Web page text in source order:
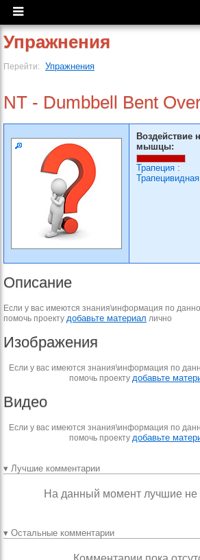
Упражнения
Перейти: Упражнения
NT - Dumbbell Bent
Воздействие
мышцы:
Трапеция :
Трапецивидная
Описание
Если у вас имеются знания\информация по
помочь проекту добавьте материал лично
Изображения
Если у вас имеются знания\информация по
помочь проекту добавьте
Видео
Если у вас имеются знания\информация по
помочь проекту добавьте
▾ Лучшие комментарии
На данный момент лучшие не
▾ Остальные комментарии